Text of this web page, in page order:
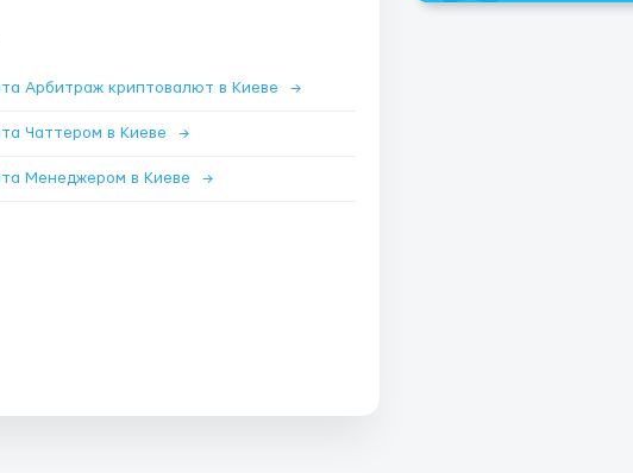
Арбитраж криптовалют в Киеве →
Чаттером в Киеве →
Менеджером в Киеве →